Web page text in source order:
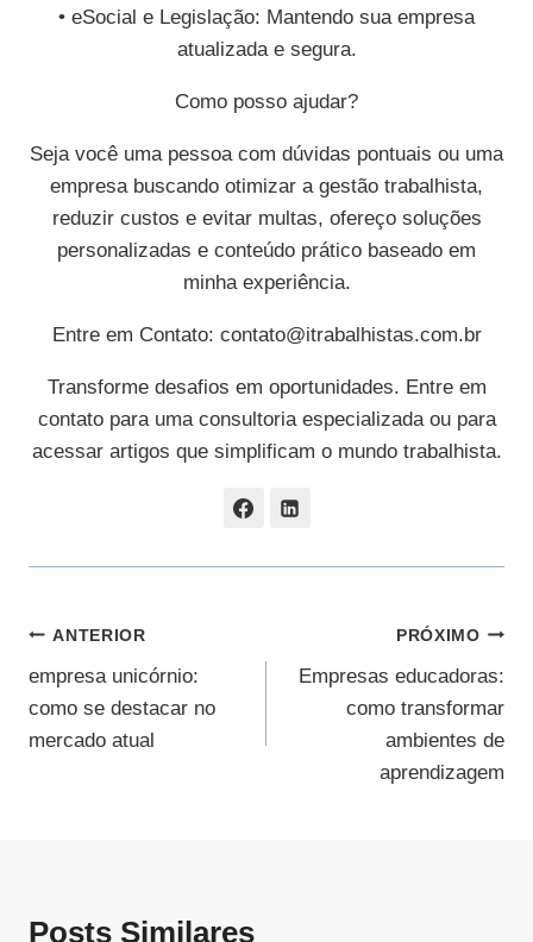
• eSocial e Legislação: Mantendo sua empresa
atualizada e segura.
Como posso ajudar?
Seja você uma pessoa com dúvidas pontuais ou uma
empresa buscando otimizar a gestão trabalhista,
reduzir custos e evitar multas, ofereço soluções
personalizadas e conteúdo prático baseado em
minha experiência.
Entre em Contato: contato@itrabalhistas.com.br
Transforme desafios em oportunidades. Entre em
contato para uma consultoria especializada ou para
acessar artigos que simplificam o mundo trabalhista.
Navegação
De
Post
ANTERIOR
empresa unicórnio:
como se destacar no
mercado atual
PRÓXIMO
Empresas educadoras:
como transformar
ambientes de
aprendizagem
Posts Similares